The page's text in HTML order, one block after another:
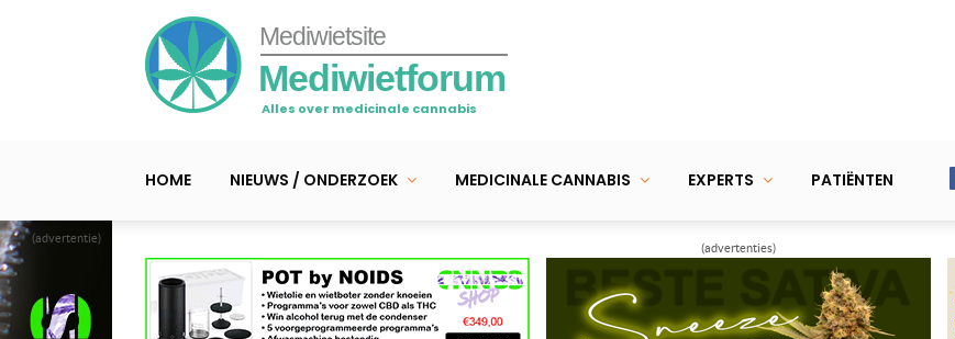
(advertentie)
Mediwietsite
Mediwietforum
Alles over medicinale cannabis
HOME NIEUWS / ONDERZOEK MEDICINALE CANNABIS EXPERTS PATIËNTEN
(advertenties)